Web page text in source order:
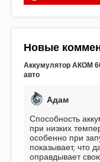
Новые
Аккумулятор АКОМ
авто
Адам
Способность
при низких
особенно при
показывает, что
оправдывает